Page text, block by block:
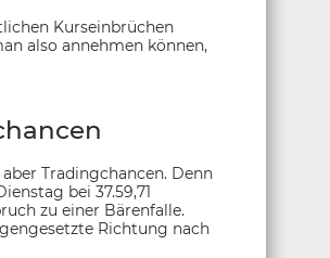
Kurseinbrüchen
also annehmen können,
Tradingchancen. Denn
bei 37.59,71
zu einer Bärenfalle.
Richtung nach